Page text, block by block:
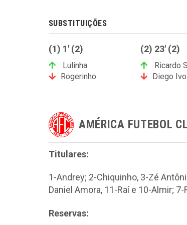
SUBSTITUIÇÕES
(1) 1' (2)
Lulinha
Rogerinho
(2) 23' (2)
Ricardo
Diego Ivo
AMÉRICA FUTEBOL
Titulares:
1-Andrey; 2-Chiquinho, 3-Zé
Daniel Amora, 11-Raí e 10-Almir;
Reservas: